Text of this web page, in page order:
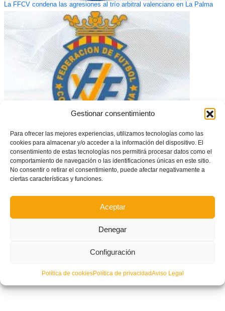
Gestionar consentimiento
Para ofrecer las mejores experiencias, utilizamos tecnologías como las
cookies para almacenar y/o acceder a la información del dispositivo. El
consentimiento de estas tecnologías nos permitirá procesar datos como el
comportamiento de navegación o las identificaciones únicas en este sitio.
No consentir o retirar el consentimiento, puede afectar negativamente a
ciertas características y funciones.
Aceptar
Denegar
Configuración
Política de cookiesPolítica de privacidadAviso Legal
La FFCV condena las agresiones al trío arbitral valenciano en La Palma
Fechas de inicio de las competiciones 2018/19